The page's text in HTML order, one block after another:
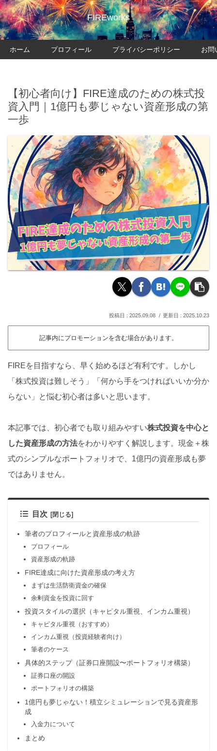
FIREworks
ホーム プロフィール プライバシーポリシー お問
【初心者向け】FIRE達成のための株式投
資入門｜1億円も夢じゃない資産形成の第
一歩
2025.09.08 2025.10.23
記事内にプロモーションを含む場合があります。
FIREを目指すなら、早く始めるほど有利です。しかし
「株式投資は難しそう」「何から手をつければいいか分か
らない」と悩む初心者は多いと思います。
本記事では、初心者でも取り組みやすい株式投資を中心と
した資産形成の方法をわかりやすく解説します。現金＋株
式のシンプルなポートフォリオで、1億円の資産形成も夢
ではありません。
目次
筆者のプロフィールと資産形成の軌跡
プロフィール
資産形成の軌跡
FIRE達成に向けた資産形成の考え方
まずは生活防衛資金の確保
余剰資金を投資に回す
投資スタイルの選択（キャピタル重視、インカム重視）
キャピタル重視（おすすめ）
インカム重視（投資経験者向け）
筆者のケース
具体的ステップ（証券口座開設〜ポートフォリオ構築）
証券口座の開設
ポートフォリオの構築
1億円も夢じゃない！積立シミュレーションで見る資産形
成
入金力について
まとめ